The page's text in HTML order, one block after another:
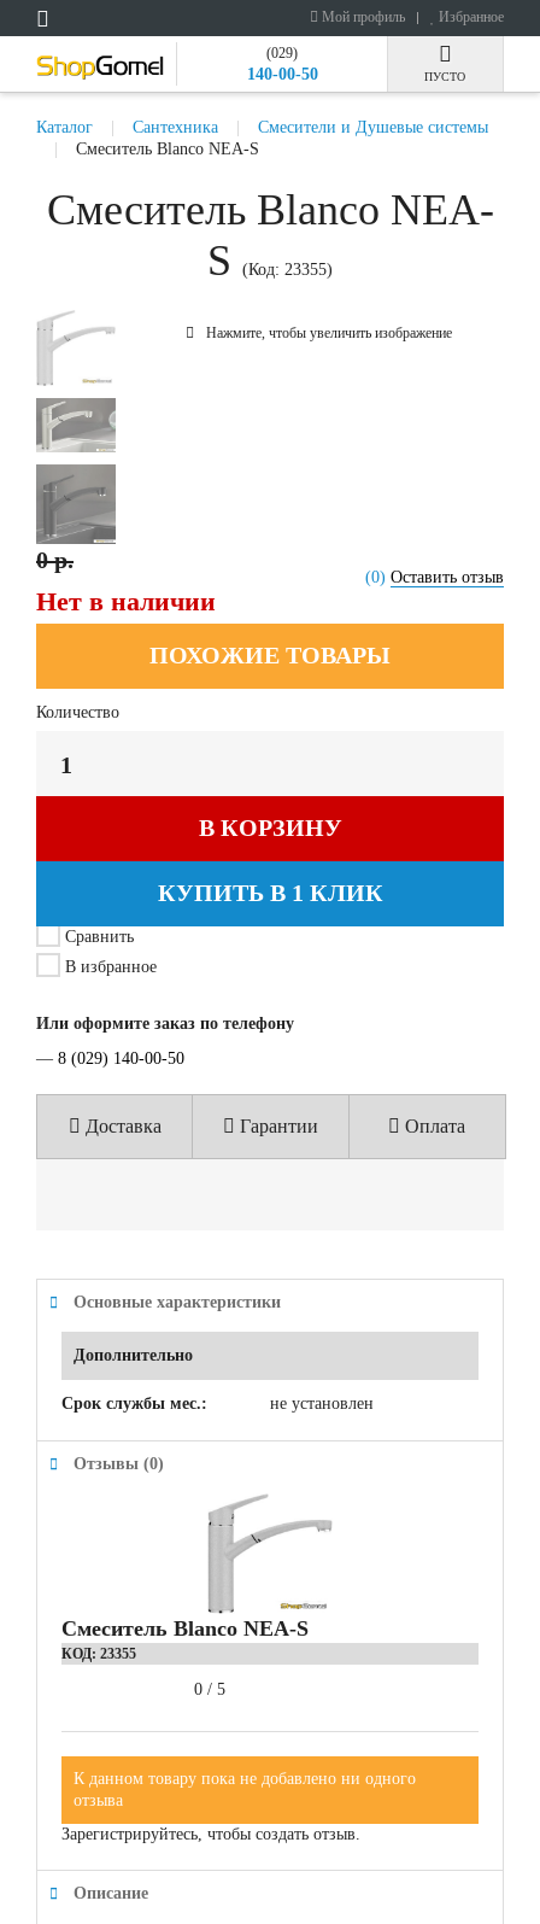
Мой профиль Избранное
(029)
140-00-50 ПУСТО
Каталог Сантехника
Смесители и Душевые системы
Смеситель Blanco NEA-S
Смеситель Blanco NEA-
S
(Код: 23355)
Нажмите, чтобы увеличить изображение
(0) Оставить отзыв
0 р.
Нет в наличии
ПОХОЖИЕ ТОВАРЫ
Количество
В КОРЗИНУ
КУПИТЬ В 1 КЛИК
Сравнить
В избранное
Или оформите заказ по телефону
— 8 (029) 140-00-50
Доставка Гарантии Оплата
Основные характеристики
Дополнительно
Срок службы мес.: не установлен
Отзывы (0)
Смеситель Blanco NEA-S
КОД: 23355
0 / 5
К данном товару пока не добавлено ни одного
отзыва
Зарегистрируйтесь, чтобы создать отзыв.
Описание